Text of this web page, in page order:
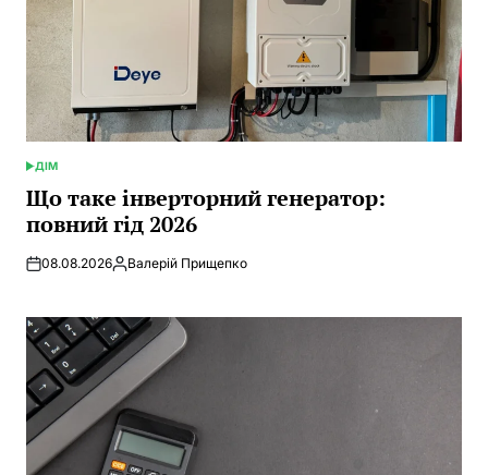
POSTED
IN
ДІМ
Що таке інверторний генератор:
повний гід 2026
08.08.2026Posted
Валерій Прищепко